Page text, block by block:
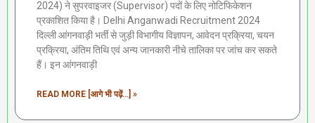
2024) ने सुपरवाइजर (Supervisor) पदों के लिए नोटिफिकेशन
प्रकाशित किया है। Delhi Anganwadi Recruitment 2024
दिल्ली आंगनवाड़ी भर्ती से जुड़ी विभागीय विज्ञापन, आवेदन प्रक्रिया, चयन
प्रक्रिया, अंतिम तिथि एवं अन्य जानकारी नीचे तालिका पर जांच कर सकते
हैं। इन आंगनवाड़ी
READ MORE [आगे भी पढ़ें...] »